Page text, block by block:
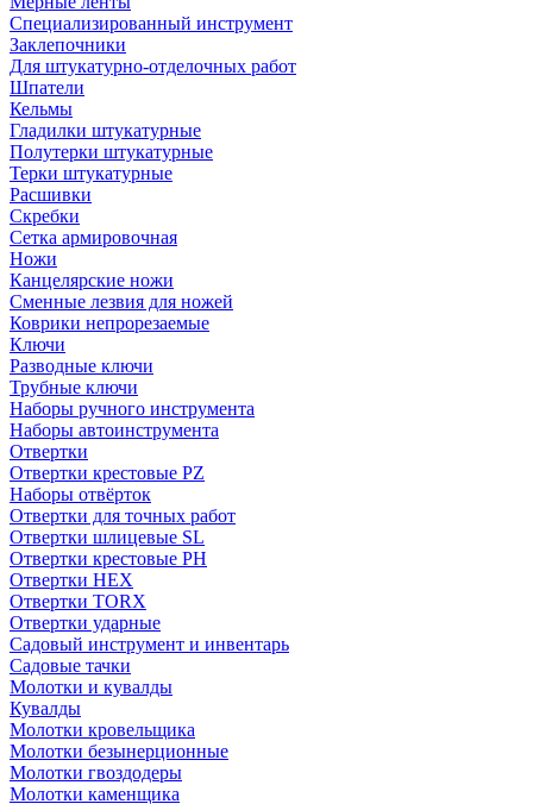
Специализированный инструмент
Заклепочники
Для штукатурно-отделочных работ
Шпатели
Кельмы
Гладилки штукатурные
Полутерки штукатурные
Терки штукатурные
Расшивки
Скребки
Сетка армировочная
Ножи
Канцелярские ножи
Сменные лезвия для ножей
Коврики непрорезаемые
Ключи
Разводные ключи
Трубные ключи
Наборы ручного инструмента
Наборы автоинструмента
Отвертки
Отвертки крестовые PZ
Наборы отвёрток
Отвертки для точных работ
Отвертки шлицевые SL
Отвертки крестовые PH
Отвертки HEX
Отвертки TORX
Отвертки ударные
Садовый инструмент и инвентарь
Садовые тачки
Молотки и кувалды
Кувалды
Молотки кровельщика
Молотки безынерционные
Молотки гвоздодеры
Молотки каменщика